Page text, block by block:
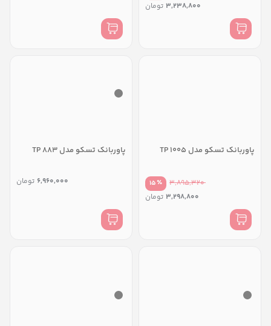
تومان
پاوربانک تسکو مدل TP 1005
٪15
3,895,320
تومان
پاوربانک تسکو مدل TP 883
تومان